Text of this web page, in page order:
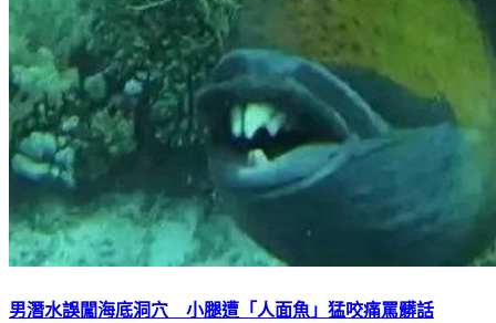
男潛水誤闖海底洞穴 小腿遭「人面魚」猛咬痛罵髒話